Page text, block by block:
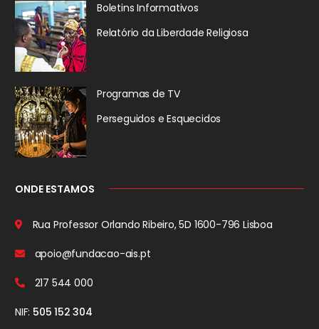
Boletins Informativos
Relatório da Liberdade Religiosa
Programas de TV
Perseguidos e Esquecidos
ONDE ESTAMOS
Rua Professor Orlando Ribeiro, 5D 1600-796 Lisboa
apoio@fundacao-ais.pt
217 544 000
NIF: 505 152 304